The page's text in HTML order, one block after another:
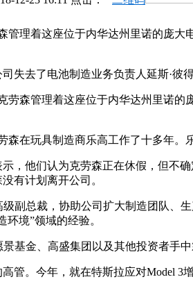
管理着这座位于内华达州里诺的庞
失去了电池制造业务负责人延斯·彼
劳森管理着这座位于内华达州里诺
森在玩具制造商乐高工作了十多年。
，他们认为克劳森正在休假，但不
有计划离开公司。
副总裁，协助公司扩大制造团队、
境”领域的经验。
基金、高盛集团以及其他投资者手中
管。今年，就在特斯拉应对Model 3